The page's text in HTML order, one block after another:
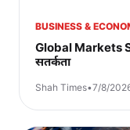
BUSINESS &
Global Markets
सतर्कता
Shah Times•7/8/